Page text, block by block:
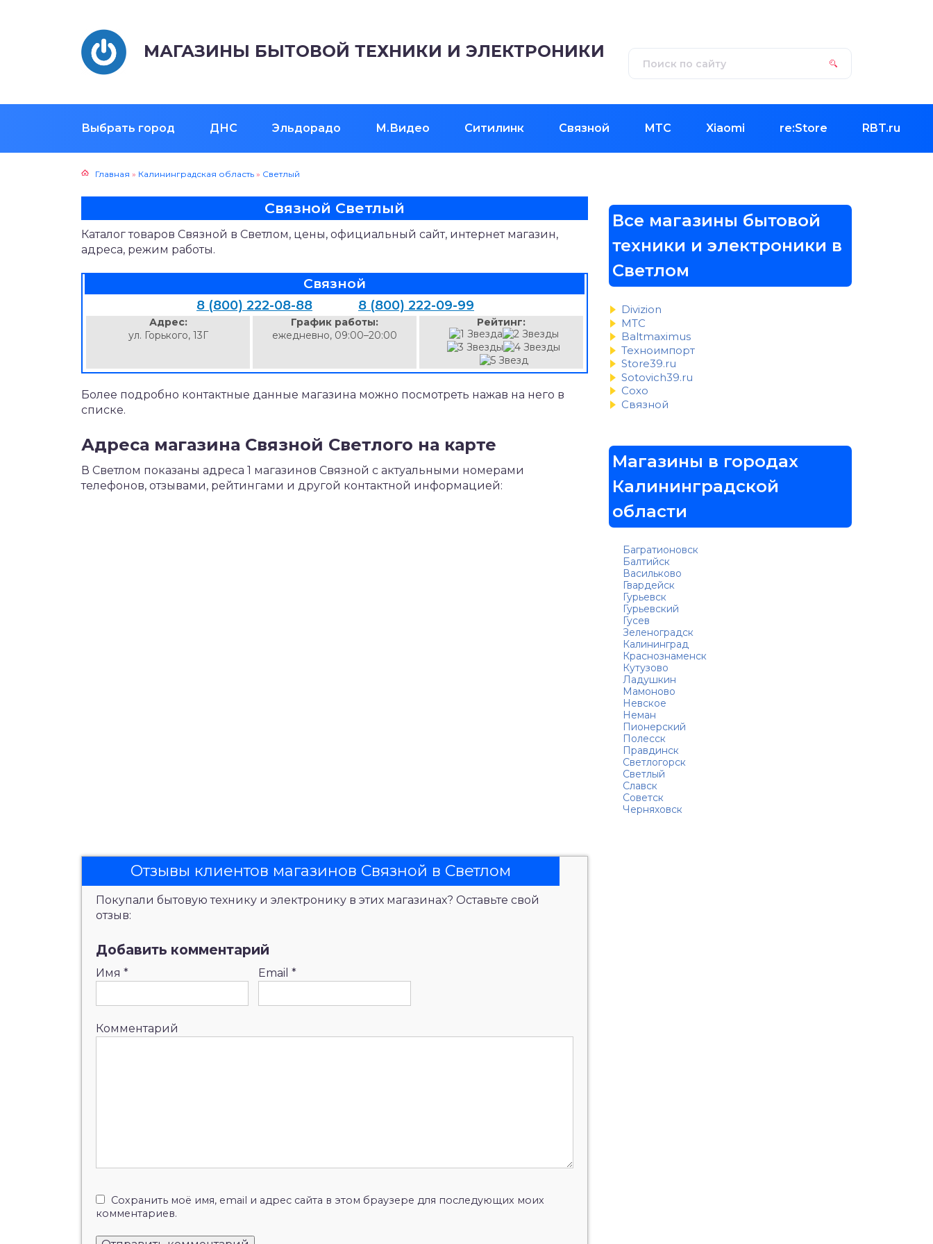
МАГАЗИНЫ БЫТОВОЙ ТЕХНИКИ И ЭЛЕКТРОНИКИ
Выбрать город ДНС Эльдорадо М.Видео Ситилинк Связной МТС Xiaomi re:Store RBT.ru
Главная » Калининградская область » Светлый
Связной Светлый
Каталог товаров Связной в Светлом, цены, официальный сайт, интернет магазин,
адреса, режим работы.
Связной
8 (800) 222-08-88 8 (800) 222-09-99
Адрес:
ул. Горького, 13Г
График работы:
ежедневно, 09:00–20:00
Рейтинг:
Более подробно контактные данные магазина можно посмотреть нажав на него в
списке.
Адреса магазина Связной Светлого на карте
В Светлом показаны адреса 1 магазинов Связной с актуальными номерами
телефонов, отзывами, рейтингами и другой контактной информацией:
Отзывы клиентов магазинов Связной в Светлом
Покупали бытовую технику и электронику в этих магазинах? Оставьте свой
отзыв:
Добавить комментарий
Имя * Email *
Комментарий
Сохранить моё имя, email и адрес сайта в этом браузере для последующих моих
комментариев.
Все магазины бытовой
техники и электроники в
Светлом
Divizion
МТС
Baltmaximus
Техноимпорт
Store39.ru
Sotovich39.ru
Сохо
Связной
Магазины в городах
Калининградской
области
Багратионовск
Балтийск
Васильково
Гвардейск
Гурьевск
Гурьевский
Гусев
Зеленоградск
Калининград
Краснознаменск
Кутузово
Ладушкин
Мамоново
Невское
Неман
Пионерский
Полесск
Правдинск
Светлогорск
Светлый
Славск
Советск
Черняховск